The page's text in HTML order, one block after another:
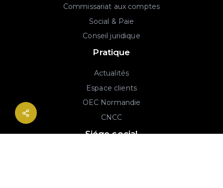
Commissariat aux comptes
Social & Paie
Conseil juridique
Pratique
Actualités
Espace clients
OEC Normandie
CNCC
Siége social